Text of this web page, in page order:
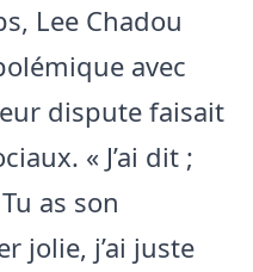
Lee Chadou
avec
dispute faisait
« J’ai dit ;
as son
jolie, j’ai juste